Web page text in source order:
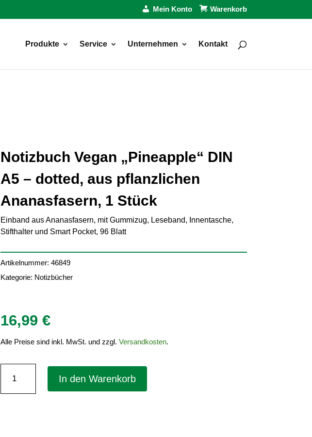
Mein Konto Warenkorb
Produkte Service Unternehmen Kontakt
Notizbuch Vegan „Pineapple“ DIN
A5 – dotted, aus pflanzlichen
Ananasfasern, 1 Stück
Einband aus Ananasfasern, mit Gummizug, Leseband, Innentasche,
Stifthalter und Smart Pocket, 96 Blatt
Artikelnummer: 46849
Kategorie: Notizbücher
16,99 €
Alle Preise sind inkl. MwSt. und zzgl. Versandkosten.
In den Warenkorb